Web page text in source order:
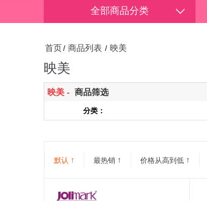
全部商品分类
首页 / 商品列表 / 映美
映美
映美 - 商品筛选
分类：
默认 ↑ 最热销 ↑ 价格从高到低 ↑